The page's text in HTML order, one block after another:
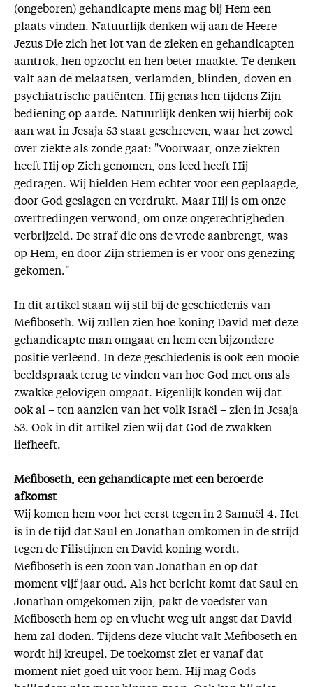
(ongeboren) gehandicapte mens mag bij Hem een
plaats vinden. Natuurlijk denken wij aan de Heere
Jezus Die zich het lot van de zieken en gehandicapten
aantrok, hen opzocht en hen beter maakte. Te denken
valt aan de melaatsen, verlamden, blinden, doven en
psychiatrische patiënten. Hij genas hen tijdens Zijn
bediening op aarde. Natuurlijk denken wij hierbij ook
aan wat in Jesaja 53 staat geschreven, waar het zowel
over ziekte als zonde gaat: "Voorwaar, onze ziekten
heeft Hij op Zich genomen, ons leed heeft Hij
gedragen. Wij hielden Hem echter voor een geplaagde,
door God geslagen en verdrukt. Maar Hij is om onze
overtredingen verwond, om onze ongerechtigheden
verbrijzeld. De straf die ons de vrede aanbrengt, was
op Hem, en door Zijn striemen is er voor ons genezing
gekomen."
In dit artikel staan wij stil bij de geschiedenis van
Mefiboseth. Wij zullen zien hoe koning David met deze
gehandicapte man omgaat en hem een bijzondere
positie verleend. In deze geschiedenis is ook een mooie
beeldspraak terug te vinden van hoe God met ons als
zwakke gelovigen omgaat. Eigenlijk konden wij dat
ook al – ten aanzien van het volk Israël – zien in Jesaja
53. Ook in dit artikel zien wij dat God de zwakken
liefheeft.
Mefiboseth, een gehandicapte met een beroerde
afkomst
Wij komen hem voor het eerst tegen in 2 Samuël 4. Het
is in de tijd dat Saul en Jonathan omkomen in de strijd
tegen de Filistijnen en David koning wordt.
Mefiboseth is een zoon van Jonathan en op dat
moment vijf jaar oud. Als het bericht komt dat Saul en
Jonathan omgekomen zijn, pakt de voedster van
Mefiboseth hem op en vlucht weg uit angst dat David
hem zal doden. Tijdens deze vlucht valt Mefiboseth en
wordt hij kreupel. De toekomst ziet er vanaf dat
moment niet goed uit voor hem. Hij mag Gods